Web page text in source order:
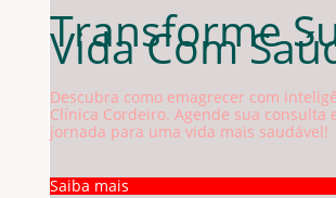
Transforme
Vida Com
Descubra como emagrecer com
Clínica Cordeiro. Agende sua consulta
jornada para uma vida mais saudável!
Saiba mais